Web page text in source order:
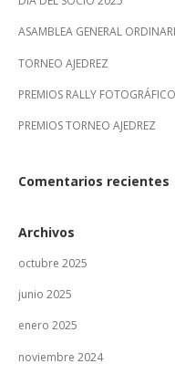
ASAMBLEA GENERAL
TORNEO AJEDREZ
PREMIOS RALLY
PREMIOS TORNEO AJEDREZ
Comentarios recientes
Archivos
octubre 2025
junio 2025
enero 2025
noviembre 2024